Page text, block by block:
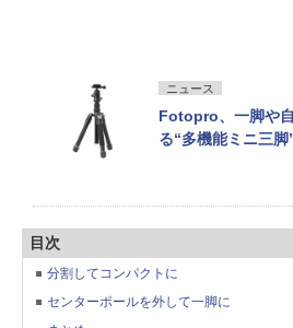
ニュース
Fotopro、一脚や
る“多機能ミニ三脚
目次
分割してコンパクトに
センターポールを外して一脚に